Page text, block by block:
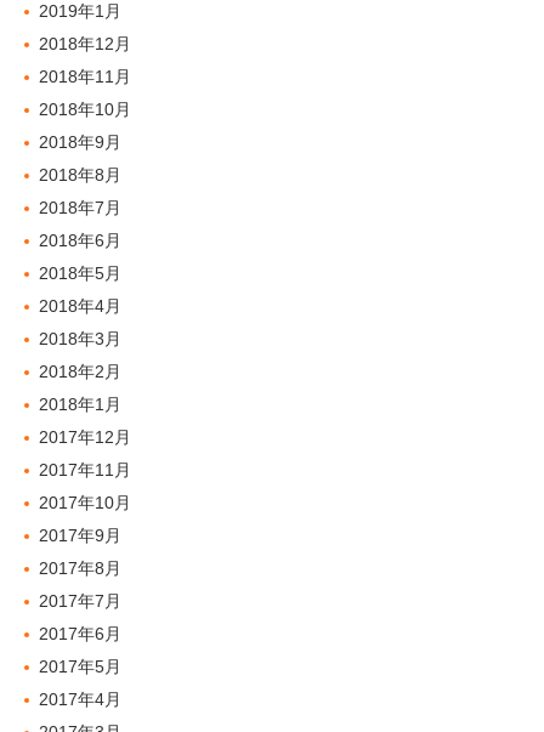
2019年1月
2018年12月
2018年11月
2018年10月
2018年9月
2018年8月
2018年7月
2018年6月
2018年5月
2018年4月
2018年3月
2018年2月
2018年1月
2017年12月
2017年11月
2017年10月
2017年9月
2017年8月
2017年7月
2017年6月
2017年5月
2017年4月